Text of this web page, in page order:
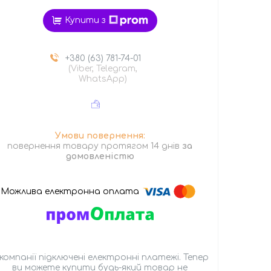
Купити з
+380 (63) 781-74-01
(Viber, Telegram,
WhatsApp)
повернення товару протягом 14 днів за
домовленістю
підключені електронні платежі. Тепер
ви можете купити будь-який товар не